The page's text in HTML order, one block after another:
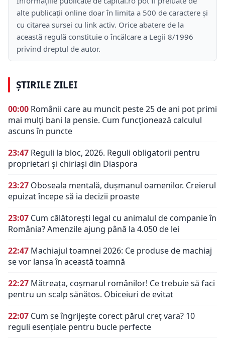
alte publicații online doar în limita a 500 de caractere și
cu citarea sursei cu link activ. Orice abatere de la
această regulă constituie o încălcare a Legii 8/1996
privind dreptul de autor.
ȘTIRILE ZILEI
00:00 Românii care au muncit peste 25 de ani pot primi
mai mulți bani la pensie. Cum funcționează calculul
ascuns în puncte
23:47 Reguli la bloc, 2026. Reguli obligatorii pentru
proprietari și chiriași din Diaspora
23:27 Oboseala mentală, dușmanul oamenilor. Creierul
epuizat începe să ia decizii proaste
23:07 Cum călătorești legal cu animalul de companie în
România? Amenzile ajung până la 4.050 de lei
22:47 Machiajul toamnei 2026: Ce produse de machiaj
se vor lansa în această toamnă
22:27 Mătreața, coșmarul românilor! Ce trebuie să faci
pentru un scalp sănătos. Obiceiuri de evitat
22:07 Cum se îngrijește corect părul creț vara? 10
reguli esențiale pentru bucle perfecte